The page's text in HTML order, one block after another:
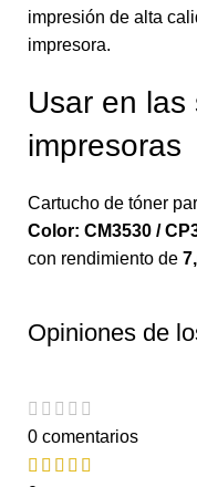
impresión de alta
impresora.
Usar en las
impresoras
Cartucho de tóner
Color: CM3530 /
con rendimiento de
Opiniones de
0 comentarios